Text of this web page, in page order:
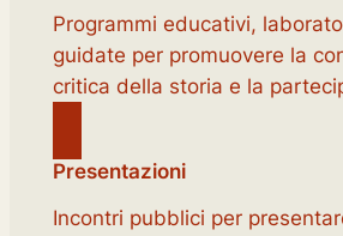
Programmi educativi,
guidate per promuovere la
critica della storia e la
Presentazioni
Incontri pubblici per